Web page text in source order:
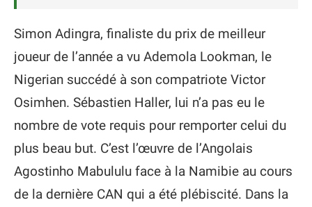
Simon Adingra, finaliste du prix de meilleur
joueur de l’année a vu Ademola Lookman, le
Nigerian succédé à son compatriote Victor
Osimhen. Sébastien Haller, lui n’a pas eu le
nombre de vote requis pour remporter celui du
plus beau but. C’est l’œuvre de l’Angolais
Agostinho Mabululu face à la Namibie au cours
de la dernière CAN qui a été plébiscité. Dans la